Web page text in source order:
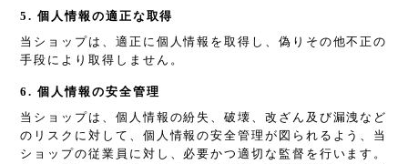
5. 個人情報の適正な取得
当ショップは、適正に個人情報を取得し、偽りその他不正の
手段により取得しません。
6. 個人情報の安全管理
当ショップは、個人情報の紛失、破壊、改ざん及び漏洩など
のリスクに対して、個人情報の安全管理が図られるよう、当
ショップの従業員に対し、必要かつ適切な監督を行います。